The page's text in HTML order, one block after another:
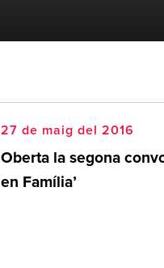
27 de maig del 2016
Oberta la segona
en Família’